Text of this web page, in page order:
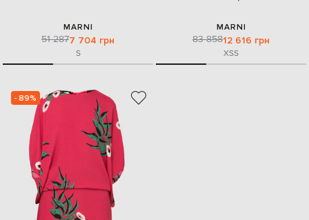
MARNI
51 2877 704 грн
S
MARNI
83 85812 616 грн
XSS
- 89%